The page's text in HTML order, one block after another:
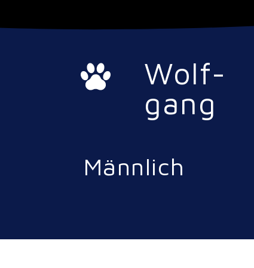
Wolf-
gang
Männlich